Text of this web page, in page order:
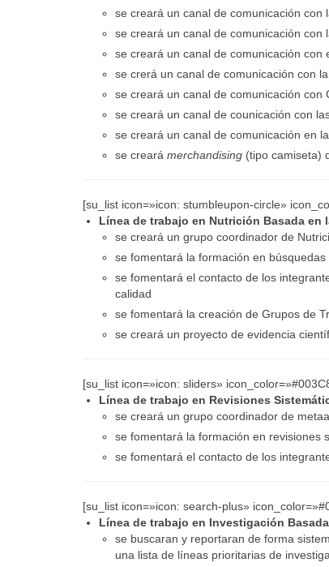
se creará un canal de comunicación con
se creará un canal de comunicación con
se creará un canal de comunicación con
se crerá un canal de comunicación con la
se creará un canal de comunicación con
se creará un canal de counicación con
se creará un canal de comunicación en la
se creará merchandising (tipo camiseta)
[su_list icon=»icon: stumbleupon-circle»
Línea de trabajo en Nutrición Basada en
se creará un grupo coordinador de
se fomentará la formación en
se fomentará el contacto de los
calidad
se fomentará la creación de Grupos de
se creará un proyecto de evidencia
[su_list icon=»icon: sliders»
Línea de trabajo en Revisiones
se creará un grupo coordinador de
se fomentará la formación en revisiones
se fomentará el contacto de los
[su_list icon=»icon: search-plus»
Línea de trabajo en Investigación
se buscaran y reportaran de forma
una lista de líneas prioritarias de